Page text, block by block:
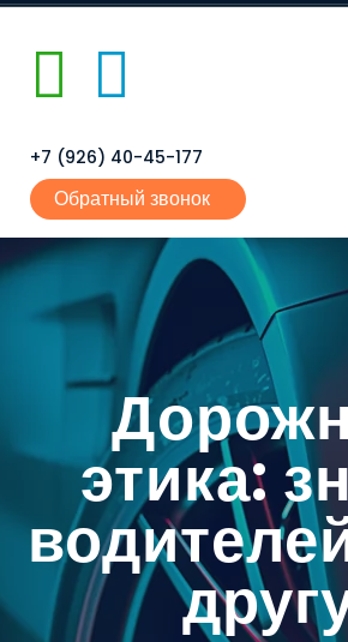
+7 (926) 40-45-177
Обратный звонок
этика: